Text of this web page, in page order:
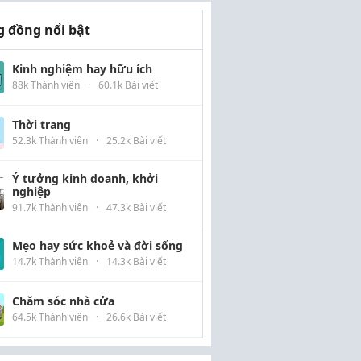
đồng nổi bật
Kinh nghiệm hay hữu ích
88k Thành viên · 60.1k Bài viết
Thời trang
52.3k Thành viên · 25.2k Bài viết
Ý tưởng kinh doanh, khởi
nghiệp
91.7k Thành viên · 47.3k Bài viết
Mẹo hay sức khoẻ và đời sống
14.7k Thành viên · 14.3k Bài viết
Chăm sóc nhà cửa
64.5k Thành viên · 26.6k Bài viết